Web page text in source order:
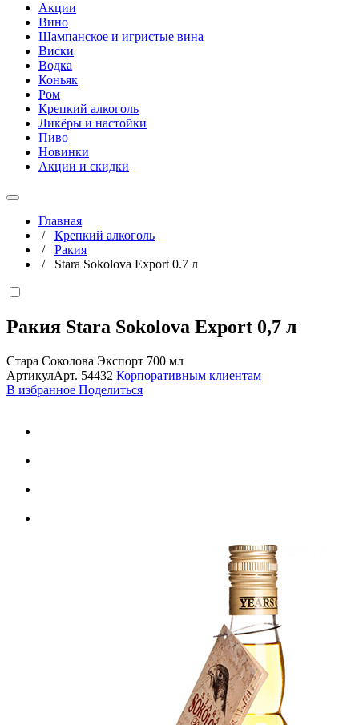
Акции
Вино
Шампанское и игристые вина
Виски
Водка
Коньяк
Ром
Крепкий алкоголь
Ликёры и настойки
Пиво
Новинки
Акции и скидки
Главная
/ Крепкий алкоголь
/ Ракия
/ Stara Sokolova Export 0.7 л
Ракия Stara Sokolova Export 0,7 л
Стара Соколова Экспорт 700 мл
АртикулАрт. 54432 Корпоративным клиентам
В избранное Поделиться